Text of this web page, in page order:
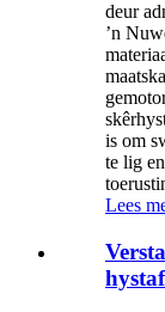
deur
’n
is om
te lig
Lees